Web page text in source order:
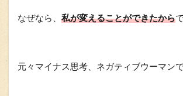
なぜなら、 私が変えることができたから
元々マイナス思考、ネガティブウーマンで